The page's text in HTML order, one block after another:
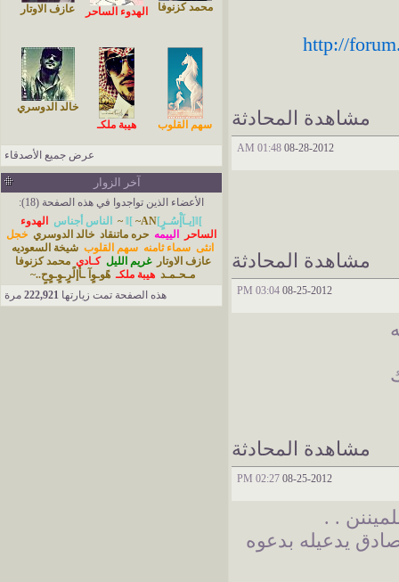
http://
مشاهدة المحادثة
08-28-2012
01:48 AM
مشاهدة المحادثة
08-25-2012
03:04 PM
مشاهدة المحادثة
08-25-2012
02:27 PM
. .
يدعيله بدعوه
محمد كزنوفا الهدوء الساحر عازف الاوتار
سهم القلوب هيبة ملكـ
خالد الدوسري
عرض جميع الأصدقاء
آخر الزوار
الأعضاء الذين تواجدوا في هذه الصفحة (18):
]ǁ[يـآإْسُـرٍ]ǁ[
~AN~ الناس أجناس
الهدوء
الساحر
الييمه حره ماتنقاد خالد الدوسري خجل
انثى سماء ثامنه سهم القلوب شيخة السعوديه
عازف الاوتار
غريم الليل كـادي محمد كزنوفا
مـحـمـد هيبة ملكـ هًوـوٍآ ـأإلًرٍـوٍـوٍحٍ..~
هذه الصفحة تمت زيارتها 222,921 مرة